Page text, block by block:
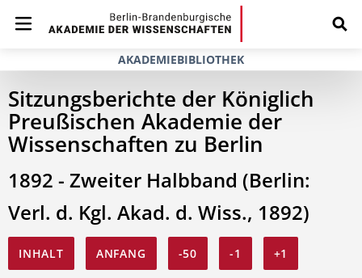
AKADEMIEBIBLIOTHEK
Sitzungsberichte der Königlich
Preußischen Akademie der
Wissenschaften zu Berlin
1892 - Zweiter Halbband (Berlin:
Verl. d. Kgl. Akad. d. Wiss., 1892)
INHALT ANFANG -50 -1 +1